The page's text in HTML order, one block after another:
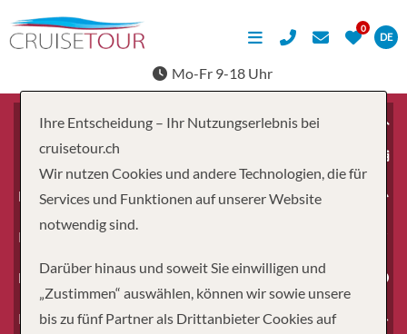
DE
Mo-Fr 9-18 Uhr
Erwachsene
Kinder
Dauer
Reiseart
Ihre Entscheidung – Ihr Nutzungserlebnis bei
cruisetour.ch
Wir nutzen Cookies und andere Technologien, die für
Services und Funktionen auf unserer Website
notwendig sind.
Darüber hinaus und soweit Sie einwilligen und
„Zustimmen“ auswählen, können wir sowie unsere
bis zu fünf Partner als Drittanbieter Cookies auf